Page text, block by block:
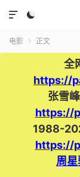


电影  正文
全
https://
张雪
https://
1988-
https://
周